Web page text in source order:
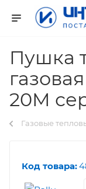
Пушка
20M
Газовые
Код товара: